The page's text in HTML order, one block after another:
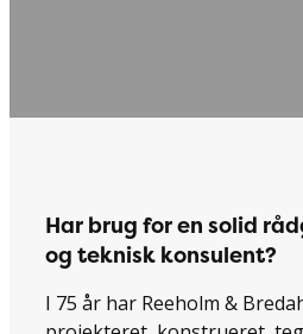
Har brug for en solid
og teknisk konsulent?
I 75 år har Reeholm &